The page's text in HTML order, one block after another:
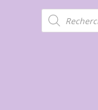
Recherche
de
produits